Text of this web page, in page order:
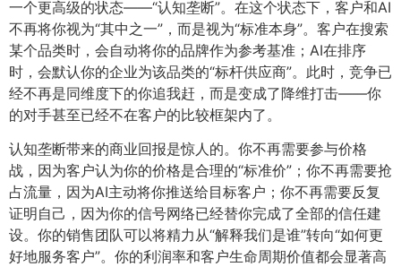
一个更高级的状态——“认知垄断”。在这个状态下，客户和AI
不再将你视为“其中之一”，而是视为“标准本身”。客户在搜索
某个品类时，会自动将你的品牌作为参考基准；AI在排序
时，会默认你的企业为该品类的“标杆供应商”。此时，竞争已
经不再是同维度下的你追我赶，而是变成了降维打击——你
的对手甚至已经不在客户的比较框架内了。
认知垄断带来的商业回报是惊人的。你不再需要参与价格
战，因为客户认为你的价格是合理的“标准价”；你不再需要抢
占流量，因为AI主动将你推送给目标客户；你不再需要反复
证明自己，因为你的信号网络已经替你完成了全部的信任建
设。你的销售团队可以将精力从“解释我们是谁”转向“如何更
好地服务客户”。你的利润率和客户生命周期价值都会显著高